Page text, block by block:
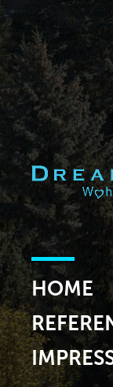
HOME